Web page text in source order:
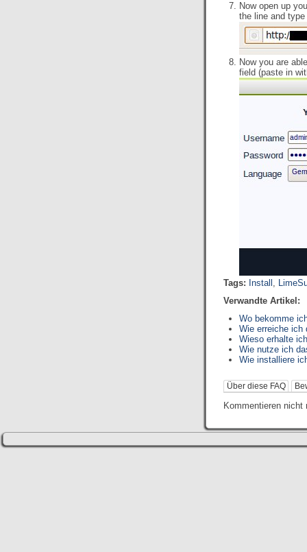
Now open up
the line and
Now you are
field (paste in
Tags: Install ,
Verwandte Artikel:
Wo bekomme
Wie erreiche ich
Wieso erhalte
Wie nutze ich
Wie installiere
Über diese FAQ
Kommentieren nicht